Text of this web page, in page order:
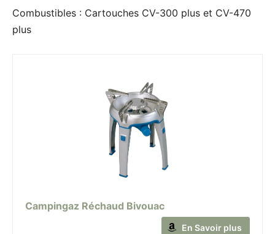
Combustibles : Cartouches CV-300 plus et CV-470
plus
Campingaz Réchaud Bivouac
En Savoir plus